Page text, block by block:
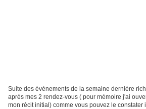
Suite des évènements de la semaine dernière
après mes 2 rendez-vous ( pour mémoire j'ai
mon récit initial) comme vous pouvez le constater